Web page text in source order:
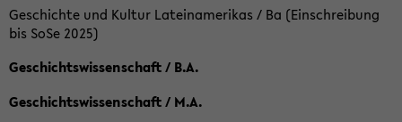
Geschichte und Kultur Lateinamerikas / Ba (Einschreibung
bis SoSe 2025)
Geschichtswissenschaft / B.A.
Geschichtswissenschaft / M.A.